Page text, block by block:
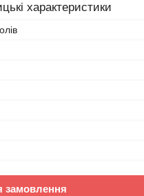
характеристики
замовлення